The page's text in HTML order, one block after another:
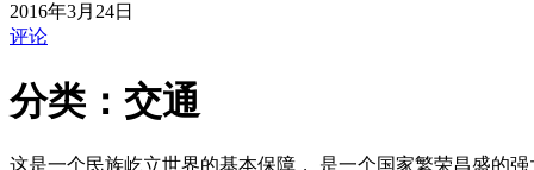
2016年3月24日
评论
分类：交通
这是一个民族屹立世界的基本保障， 是一个国家繁荣昌盛的强